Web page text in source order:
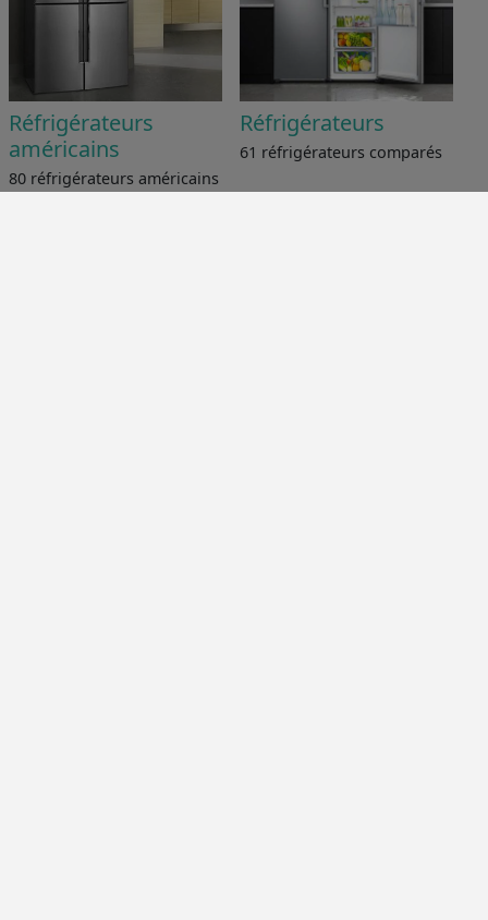
Réfrigérateurs
américains
80 réfrigérateurs américains
Réfrigérateurs
61 réfrigérateurs comparés